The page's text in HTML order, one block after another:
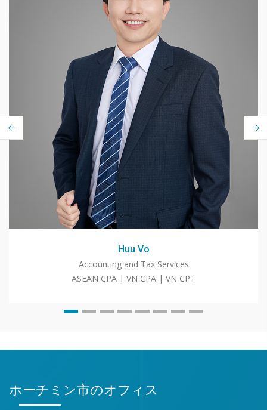
Huu Vo
Accounting and Tax Services
ASEAN CPA | VN CPA | VN CPT
ホーチミン市のオフィス